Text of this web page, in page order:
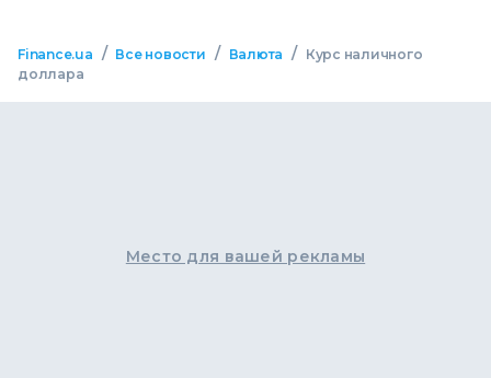
Finance.ua / Все новости / Валюта /
Курс наличного
доллара
Место для вашей рекламы